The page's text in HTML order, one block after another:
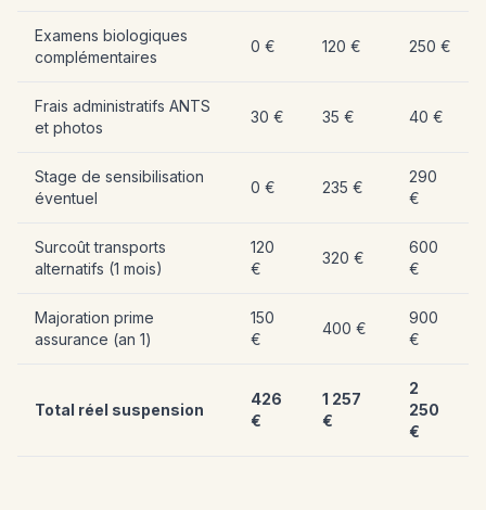
Examens biologiques
complémentaires
0 € 120 € 250 €
Frais administratifs ANTS
et photos
30 € 35 € 40 €
Stage de sensibilisation
éventuel
0 € 235 €
290
€
Surcoût transports
alternatifs (1 mois)
120
€
320 €
600
€
Majoration prime
assurance (an 1)
150
€
400 €
900
€
Total réel suspension
426
€
1 257
€
2
250
€